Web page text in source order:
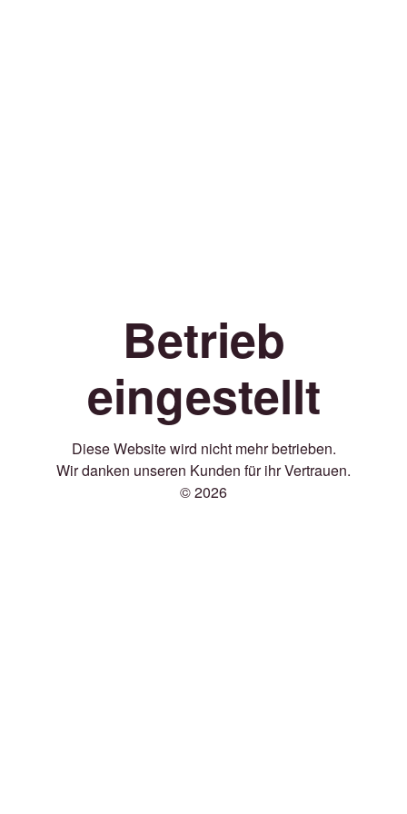
Betrieb
eingestellt
Diese Website wird nicht mehr betrieben.
Wir danken unseren Kunden für ihr Vertrauen.
© 2026